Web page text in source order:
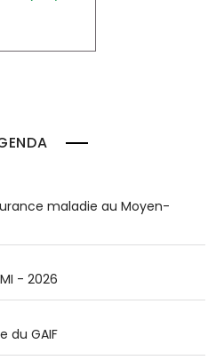
maladie au Moyen-
- 2026
du GAIF